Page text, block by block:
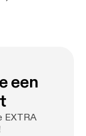
Un
alguna vez
las cartas… o
en vivo,
een
EXTRA